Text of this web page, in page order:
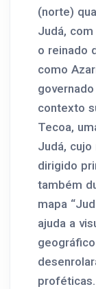
(norte)
Judá,
o reinado
como
contexto
Tecoa,
Judá,
dirigido
também
mapa
ajuda a
proféticas.